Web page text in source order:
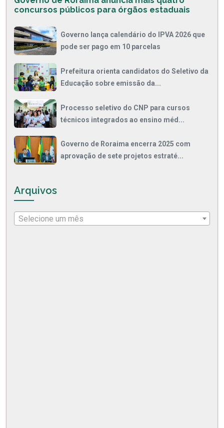
concursos públicos para órgãos estaduais
Governo lança calendário do IPVA 2026 que
pode ser pago em 10 parcelas
Prefeitura orienta candidatos do Seletivo da
Educação sobre emissão da...
Processo seletivo do CNP para cursos
técnicos integrados ao ensino méd...
Governo de Roraima encerra 2025 com
aprovação de sete projetos estraté...
Arquivos
Selecione um mês